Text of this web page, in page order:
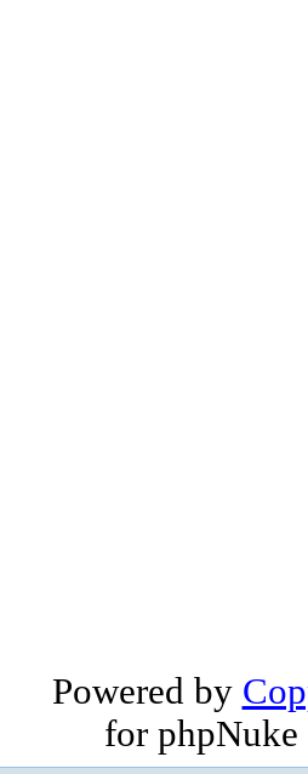
Powered by
for